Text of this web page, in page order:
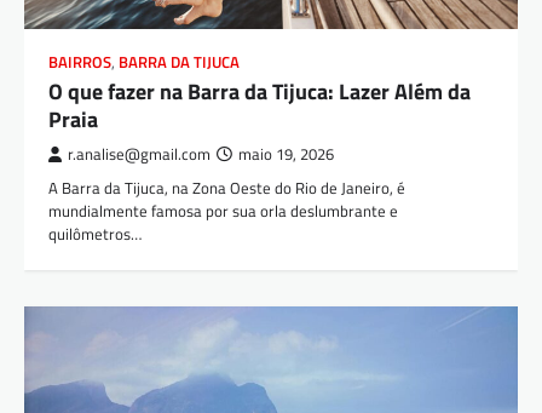
BAIRROS, BARRA DA TIJUCA
O que fazer na Barra da Tijuca: Lazer Além da
Praia
r.analise@gmail.com maio 19, 2026
A Barra da Tijuca, na Zona Oeste do Rio de Janeiro, é
mundialmente famosa por sua orla deslumbrante e
quilômetros…